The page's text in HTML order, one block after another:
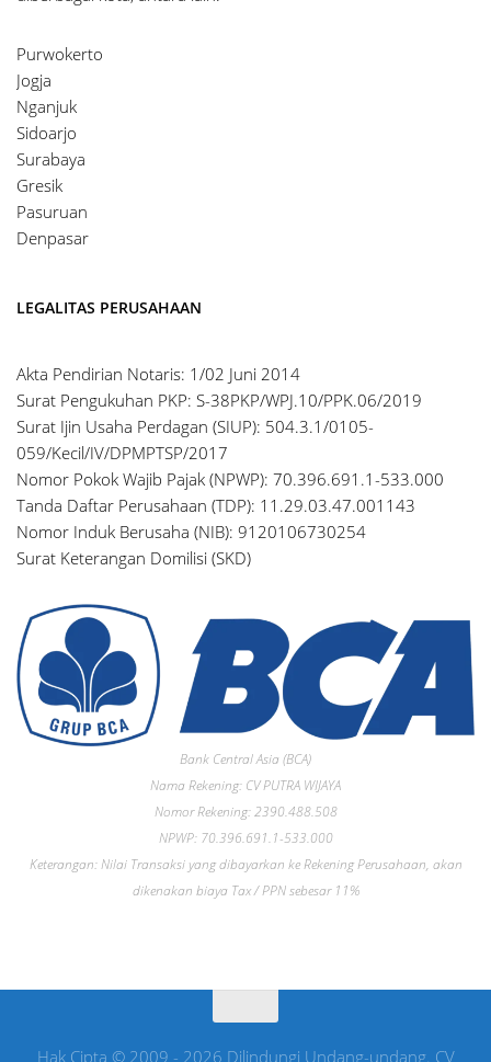
Purwokerto
Jogja
Nganjuk
Sidoarjo
Surabaya
Gresik
Pasuruan
Denpasar
LEGALITAS PERUSAHAAN
Akta Pendirian Notaris: 1/02 Juni 2014
Surat Pengukuhan PKP: S-38PKP/WPJ.10/PPK.06/2019
Surat Ijin Usaha Perdagan (SIUP): 504.3.1/0105-
059/Kecil/IV/DPMPTSP/2017
Nomor Pokok Wajib Pajak (NPWP): 70.396.691.1-533.000
Tanda Daftar Perusahaan (TDP): 11.29.03.47.001143
Nomor Induk Berusaha (NIB): 9120106730254
Surat Keterangan Domilisi (SKD)
Bank Central Asia (BCA)
Nama Rekening: CV PUTRA WIJAYA
Nomor Rekening: 2390.488.508
NPWP: 70.396.691.1-533.000
Keterangan: Nilai Transaksi yang dibayarkan ke Rekening Perusahaan, akan
dikenakan biaya Tax / PPN sebesar 11%
Hak Cipta © 2009 - 2026 Dilindungi Undang-undang. CV